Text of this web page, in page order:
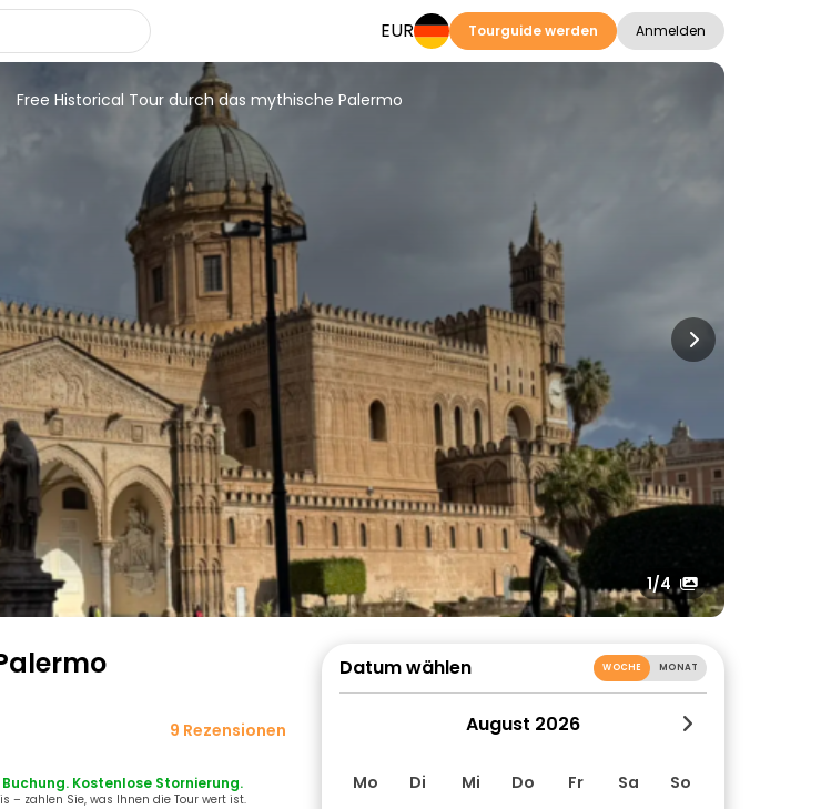
EUR Tourguide werden Anmelden
Free Historical Tour durch das mythische Palermo
1/4
9 Rezensionen
Kostenlose Stornierung.
– zahlen Sie, was Ihnen die Tour wert ist.
Datum wählen WOCHE MONAT
August 2026
Mo Di Mi Do Fr Sa So